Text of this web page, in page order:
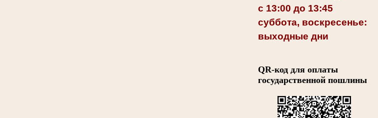
с 13:00 до 13:45
суббота, воскресенье:
выходные дни
QR-код для оплаты
государственной пошлины